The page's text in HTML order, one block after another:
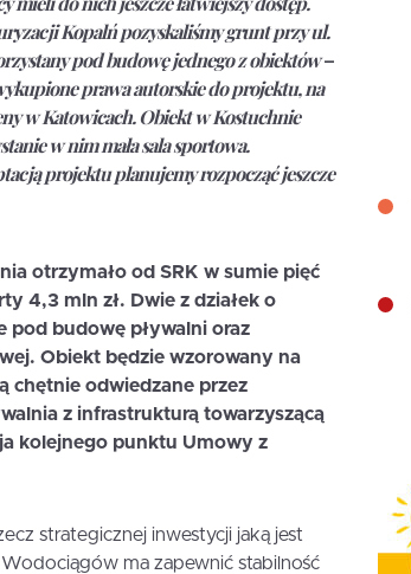
Kopalń pozyskaliśmy grunt przy ul.
pod budowę jednego z obiektów–
prawa autorskie do projektu, na
w Katowicach. Obiekt w Kostuchnie
w nim mała sala sportowa.
projektu planujemy rozpocząć jeszcze
otrzymało od SRK w sumie pięć
4,3 mln zł. Dwie z działek o
pod budowę pływalni oraz
Obiekt będzie wzorowany na
chętnie odwiedzane przez
z infrastrukturą towarzyszącą
kolejnego punktu Umowy z
strategicznej inwestycji jaką jest
ma zapewnić stabilność